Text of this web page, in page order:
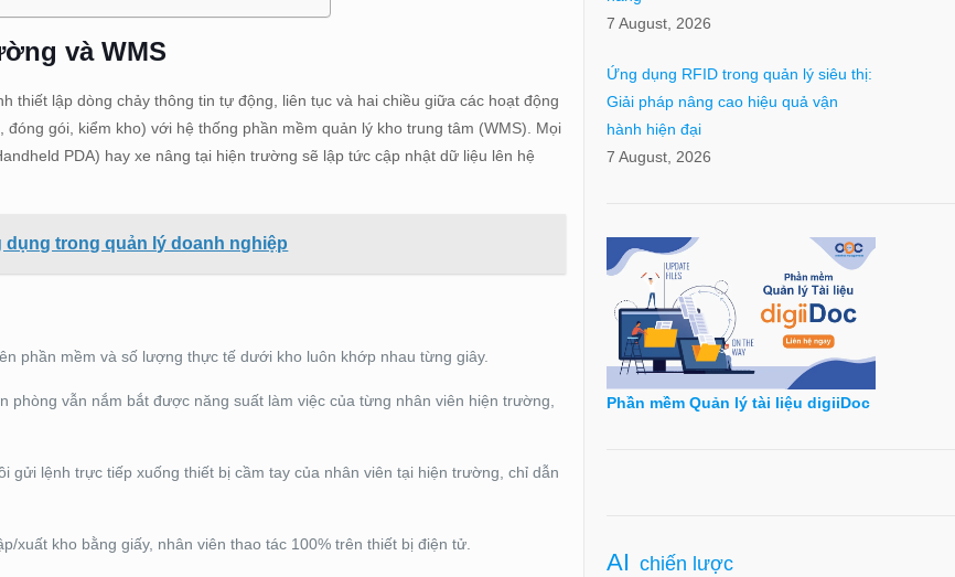
và WMS
thiết lập dòng chảy thông tin tự động, liên tục và hai chiều giữa các hoạt động
gói, kiểm kho) với hệ thống phần mềm quản lý kho trung tâm (WMS). Mọi
PDA) hay xe nâng tại hiện trường sẽ lập tức cập nhật dữ liệu lên hệ
trong quản lý doanh nghiệp
phần mềm và số lượng thực tế dưới kho luôn khớp nhau từng giây.
phòng vẫn nắm bắt được năng suất làm việc của từng nhân viên hiện trường,
gửi lệnh trực tiếp xuống thiết bị cầm tay của nhân viên tại hiện trường, chỉ dẫn
xuất kho bằng giấy, nhân viên thao tác 100% trên thiết bị điện tử.
7 August, 2026
Ứng dụng RFID trong quản lý siêu thị:
Giải pháp nâng cao hiệu quả vận
hành hiện đại
7 August, 2026
Phần mềm Quản lý tài liệu digiiDoc
AI chiến lược